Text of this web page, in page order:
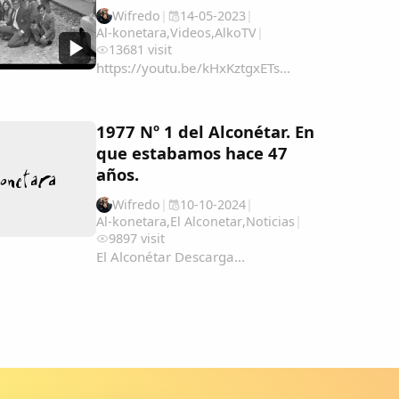
una...Wifredo | 14-05-2023|
Al-konetara,Videos,AlkoTV|
13681 visit
https://youtu.be/kHxKztgxETs...
1977 Nº 1 del Alconétar. En
que estabamos hace 47
años.
Wifredo | 10-10-2024|
Al-konetara,El Alconetar,Noticias |
9897 visit
El Alconétar Descarga...